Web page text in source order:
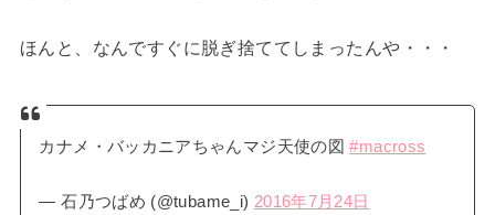
ほんと、なんですぐに脱ぎ捨ててしまったんや・・・
カナメ・バッカニアちゃんマジ天使の図#macross
— 石乃つばめ (@tubame_i) 2016年7月24日